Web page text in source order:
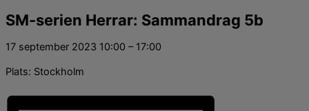
SM-serien Herrar: Sammandrag 5b
17 september 2023 10:00 – 17:00
Plats: Stockholm